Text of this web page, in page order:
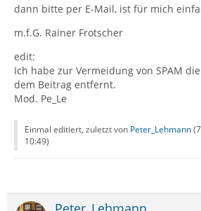
dann bitte per E-Mail, ist für mich
m.f.G. Rainer Frotscher
edit:
Ich habe zur Vermeidung von SPAM
dem Beitrag entfernt.
Mod. Pe_Le
Einmal editiert, zuletzt von Peter_Lehmann(
10:49)